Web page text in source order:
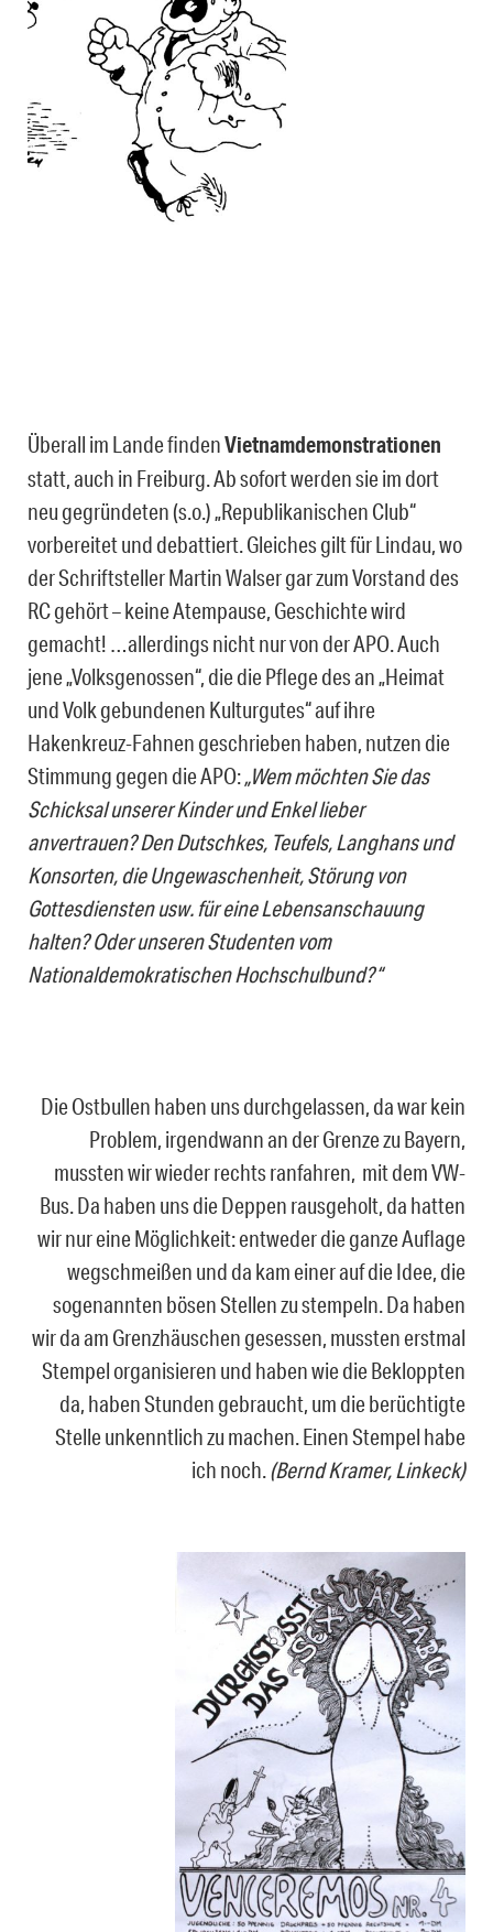
Überall im Lande findenVietnamdemonstrationen
statt, auch in Freiburg. Ab sofort werden sie im dort
neu gegründeten (s.o.) „Republikanischen Club“
vorbereitet und debattiert. Gleiches gilt für Lindau, wo
der Schriftsteller Martin Walser gar zum Vorstand des
RC gehört – keine Atempause, Geschichte wird
gemacht! …allerdings nicht nur von der APO. Auch
jene „Volksgenossen“, die die Pflege des an „Heimat
und Volk gebundenen Kulturgutes“ auf ihre
Hakenkreuz-Fahnen geschrieben haben, nutzen die
Stimmung gegen die APO:„Wem möchten Sie das
Schicksal unserer Kinder und Enkel lieber
anvertrauen? Den Dutschkes, Teufels, Langhans und
Konsorten, die Ungewaschenheit, Störung von
Gottesdiensten usw. für eine Lebensanschauung
halten? Oder unseren Studenten vom
Nationaldemokratischen Hochschulbund?“
Die Ostbullen haben uns durchgelassen, da war kein
Problem, irgendwann an der Grenze zu Bayern,
mussten wir wieder rechts ranfahren, mit dem VW-
Bus. Da haben uns die Deppen rausgeholt, da hatten
wir nur eine Möglichkeit: entweder die ganze Auflage
wegschmeißen und da kam einer auf die Idee, die
sogenannten bösen Stellen zu stempeln. Da haben
wir da am Grenzhäuschen gesessen, mussten erstmal
Stempel organisieren und haben wie die Bekloppten
da, haben Stunden gebraucht, um die berüchtigte
Stelle unkenntlich zu machen. Einen Stempel habe
ich noch. (Bernd Kramer, Linkeck)